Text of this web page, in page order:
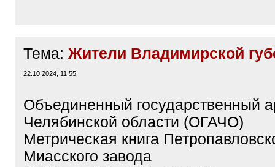
Тема: Жители Владимирской
22.10.2024, 11:55
Объединенный государственный
Челябинской области (ОГАЧО)
Метрическая книга
Миасского завода